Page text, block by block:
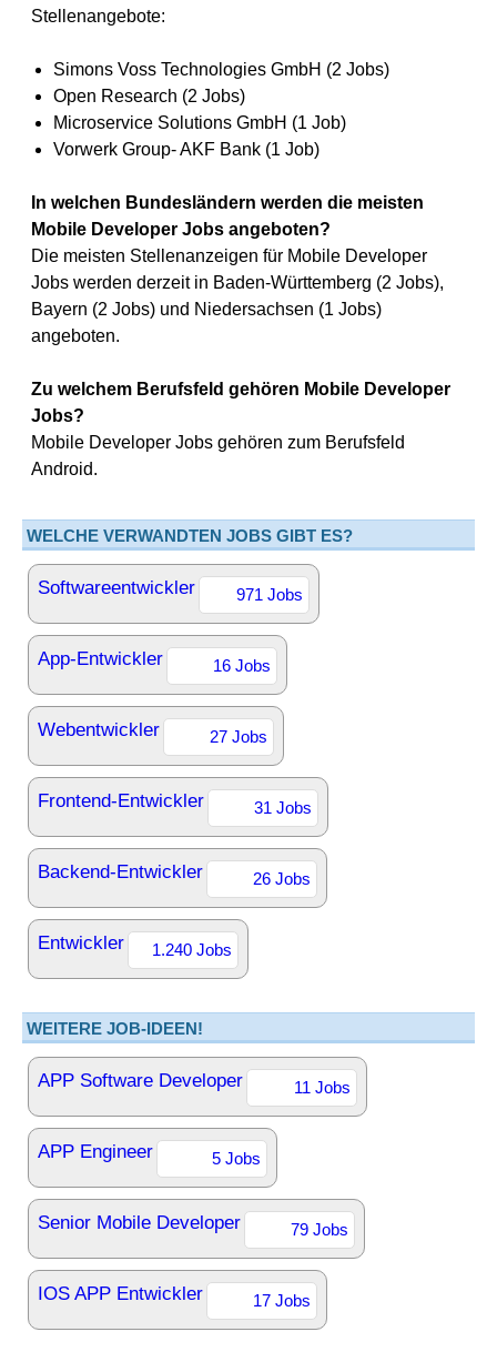
Stellenangebote:
Simons Voss Technologies GmbH (2 Jobs)
Open Research (2 Jobs)
Microservice Solutions GmbH (1 Job)
Vorwerk Group- AKF Bank (1 Job)
In welchen Bundesländern werden die meisten
Mobile Developer Jobs angeboten?
Die meisten Stellenanzeigen für Mobile Developer
Jobs werden derzeit in Baden-Württemberg (2 Jobs),
Bayern (2 Jobs) und Niedersachsen (1 Jobs)
angeboten.
Zu welchem Berufsfeld gehören Mobile Developer
Jobs?
Mobile Developer Jobs gehören zum Berufsfeld
Android.
WELCHE VERWANDTEN JOBS GIBT ES?
Softwareentwickler 971 Jobs
App-Entwickler 16 Jobs
Webentwickler 27 Jobs
Frontend-Entwickler 31 Jobs
Backend-Entwickler 26 Jobs
Entwickler 1.240 Jobs
WEITERE JOB-IDEEN!
APP Software Developer 11 Jobs
APP Engineer 5 Jobs
Senior Mobile Developer 79 Jobs
IOS APP Entwickler 17 Jobs